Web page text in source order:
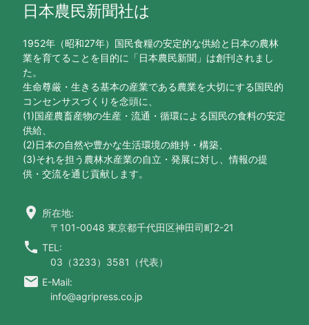
日本農民新聞社は
1952年（昭和27年）国民食糧の安定的な供給と日本の農林
業を育てることを目的に「日本農民新聞」は創刊されまし
た。
生命尊厳・生きる基本の産業である農業を大切にする国民的
コンセンサスづくりを念頭に、
(1)国産農畜産物の生産・流通・循環による国民の食料の安定
供給、
(2)日本の自然や豊かな生活環境の維持・構築、
(3)それを担う農林水産業の自立・発展に対し、情報の提
供・交流を通じ貢献します。
location_on 所在地:
〒101-0048 東京都千代田区神田司町2-21
call TEL:
03（3233）3581（代表）
email E-Mail:
info@agripress.co.jp